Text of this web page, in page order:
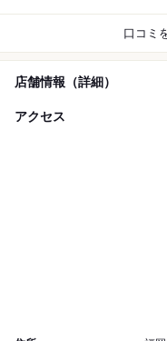
口コミ
店舗情報（詳細）
アクセス